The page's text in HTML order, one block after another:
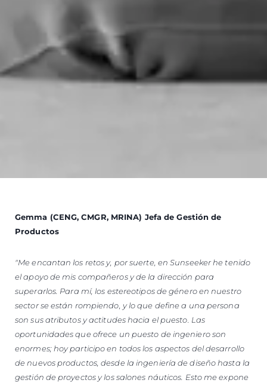
Gemma (CENG, CMGR, MRINA) Jefa de Gestión de
Productos
"Me encantan los retos y, por suerte, en Sunseeker he tenido
el apoyo de mis compañeros y de la dirección para
superarlos. Para mí, los estereotipos de género en nuestro
sector se están rompiendo, y lo que define a una persona
son sus atributos y actitudes hacia el puesto. Las
oportunidades que ofrece un puesto de ingeniero son
enormes; hoy participo en todos los aspectos del desarrollo
de nuevos productos, desde la ingeniería de diseño hasta la
gestión de proyectos y los salones náuticos. Esto me expone